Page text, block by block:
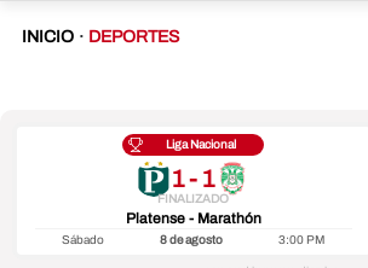
INICIO · DEPORTES
Liga Nacional
1 - 1
FINALIZADO
Platense - Marathón
Sábado 8 de agosto 3:00 PM